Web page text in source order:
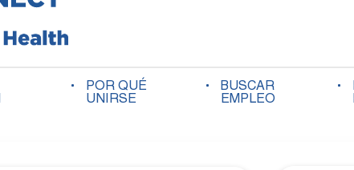
POR QUÉ
UNIRSE
BUSCAR
EMPLEO